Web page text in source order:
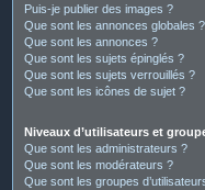
Puis-je publier des images ?
Que sont les annonces globales ?
Que sont les annonces ?
Que sont les sujets épinglés ?
Que sont les sujets verrouillés ?
Que sont les icônes de sujet ?
Niveaux d’utilisateurs et
Que sont les administrateurs ?
Que sont les modérateurs ?
Que sont les groupes